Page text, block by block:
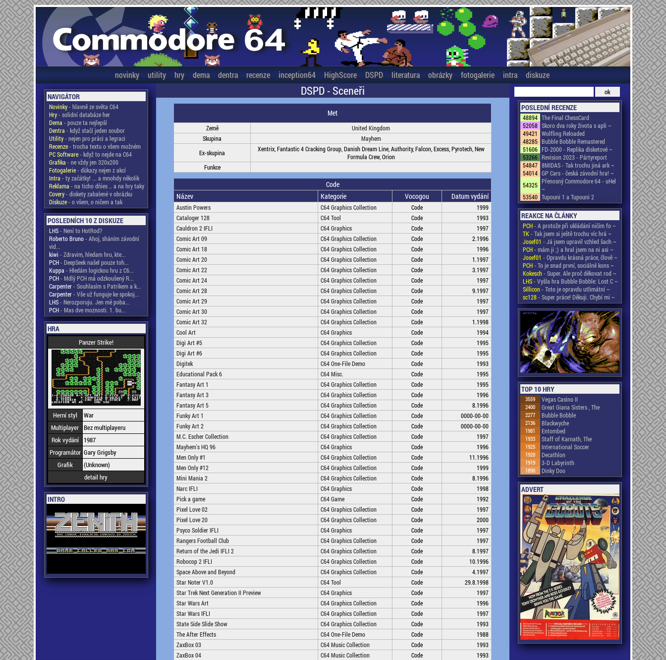
novinky utility hry dema dentra recenze inception64 HighScore DSPD literatura obrázky fotogalerie intra diskuze
NAVIGÁTOR
Novinky- hlavně ze světa C64
Hry- solidní databáze her
Dema - pouze ta nejlepší
Dentra - když stačí jeden soubor
Utility- nejen pro práci a legraci
Recenze- trocha textu o všem možném
PC Software- když to nejde na C64
Grafika - ne vždy jen 320x200
Fotogalerie- důkazy nejen z akcí
Intra - ty začátky! ... a mnohdy několik
Reklama - na ticho dňies .. a na hry taky
Covery- diskety zabalené v obrázku
Diskuze- o všem, o ničem a tak
POSLEDNÍCH 10 Z DISKUZE
LHS- Není to HotRod?
Roberto Bruno- Ahoj, sháním závodní
vid...
kiwi - Zdravim, hledam hru, kte...
PCH- DeepSeek našel pouze toh...
Kuppa - Hledám logickou hru z C6...
PCH- Mdlý PCH má odzkoušený R...
Carpenter- Souhlasím s Patrikem a k...
Carpenter- Vše už funguje ke spokoj...
LHS- Nerozporuju. Jen mě poba...
PCH- Mas dve moznosti. 1. bu...
HRA
Panzer Strike!
Herní styl
War
Multiplayer Bez multiplayeru
Rok vydání
1987
Programátor Gary Grigsby
Grafik
(Unknown)
detail hry
INTRO
DSPD - Sceneři
Met
Země
United Kingdom
Skupina
Mayhem
Ex-skupina
Xentrix, Fantastic 4 Cracking Group, Danish Dream Line, Authority, Falcon, Excess, Pyrotech, New
Formula Crew, Orion
Funkce
Code
Název
Kategorie Vocogou Datum vydání
Austin Powers C64 Graphics Collection Code
1999
Cataloger 128
C64 Tool Code
1993
Cauldron 2 IFLI
C64 Graphics Code
1997
Comic Art 09
C64 Graphics Collection Code
2.1996
Comic Art 18
C64 Graphics Collection Code
1996
Comic Art 20
C64 Graphics Collection Code
1.1997
Comic Art 22
C64 Graphics Collection Code
3.1997
Comic Art 24
C64 Graphics Collection Code
1997
Comic Art 28
C64 Graphics Collection Code
9.1997
Comic Art 29
C64 Graphics Collection Code
1997
Comic Art 30
C64 Graphics Collection Code
1997
Comic Art 32
C64 Graphics Collection Code
1.1998
Cool Art
C64 Graphics Code
1994
Digi Art #5
C64 Graphics Collection Code
1995
Digi Art #6
C64 Graphics Collection Code
1995
Digitek
C64 One-File Demo Code
1993
Educational Pack 6
C64 Misc. Code
1995
Fantasy Art 1
C64 Graphics Collection Code
1995
Fantasy Art 3
C64 Graphics Collection Code
1996
Fantasy Art 5
C64 Graphics Collection Code
8.1996
Funky Art 1
C64 Graphics Collection Code
0000-00-00
Funky Art 2
C64 Graphics Collection Code
0000-00-00
M.C. Escher Collection
C64 Graphics Collection Code
1997
Mayhem's HQ 96
C64 Graphics Code
1996
Men Only #1
C64 Graphics Collection Code
11.1996
Men Only #12
C64 Graphics Collection Code
1999
Mini Mania 2
C64 Graphics Collection Code
8.1996
Narc IFLI
C64 Graphics Code
1998
Pick a game
C64 Game Code
1992
Pixel Love 02
C64 Graphics Collection Code
1997
Pixel Love 20
C64 Graphics Collection Code
2000
Psyco Soldier IFLI
C64 Graphics Code
1997
Rangers Football Club
C64 Graphics Collection Code
1997
Return of the Jedi IFLI 2
C64 Graphics Collection Code
8.1997
Robocop 2 IFLI
C64 Graphics Collection Code
10.1996
Space Above and Beyond
C64 Graphics Collection Code
4.1997
Star Noter V1.0
C64 Tool Code
29.8.1998
Star Trek Next Generation II Preview
C64 Graphics Code
1997
Star Wars Art
C64 Graphics Collection Code
1996
Star Wars IFLI
C64 Graphics Collection Code
1997
State Side Slide Show
C64 Graphics Collection Code
1993
The After Effects
C64 One-File Demo Code
1988
ZaxBox 03
C64 Music Collection Code
1993
ZaxBox 04
C64 Music Collection Code
1993
POSLEDNÍ RECENZE
48894 The Final ChessCard
52058 Skoro dva roky života s apli ~
49421
Wolfling Reloaded
48285 Bubble Bobble Remastered
51606 FD-2000 - Replika disketové ~
53266 Revision 2023 - Pártyreport
54847 8MIDAS - Tak trochu jiná ark ~
54014 GP Cars - česká závodní hra! ~
54325 Přenosný Commodore 64 - uHel
~
53540 Tupouni 1 a Tupouni 2
REAKCE NA ČLÁNKY
PCH- A protože při ukládání ničím fo ~
TK- Tak jsem si ještě trochu víc hrá ~
Josef01 - Já jsem upravil vzhled šach ~
PCH- mám ji ;) a hral jsem na ni asi ~
Josef01 - Opravdu krásná práce, člově ~
PCH- To je snad první, sociálně kons ~
Kokesch- Super. Ale proč děkovat rod ~
LHS- Vyšla hra Bubble Bobble: Lost C ~
Sillicon- Toto je opravdu utlimátní ~
sc128- Super práce! Děkuji. Chybí mi ~
TOP 10 HRY
3559 Vegas Casino II
2400 Great Giana Sisters , The
2277 Bubble Bobble
2136 Blackwyche
1981 Entombed
1933 Staff of Karnath, The
1925 International Soccer
1920 Decathlon
1919 3-D Labyrinth
1890 Dinky Doo
ADVERT